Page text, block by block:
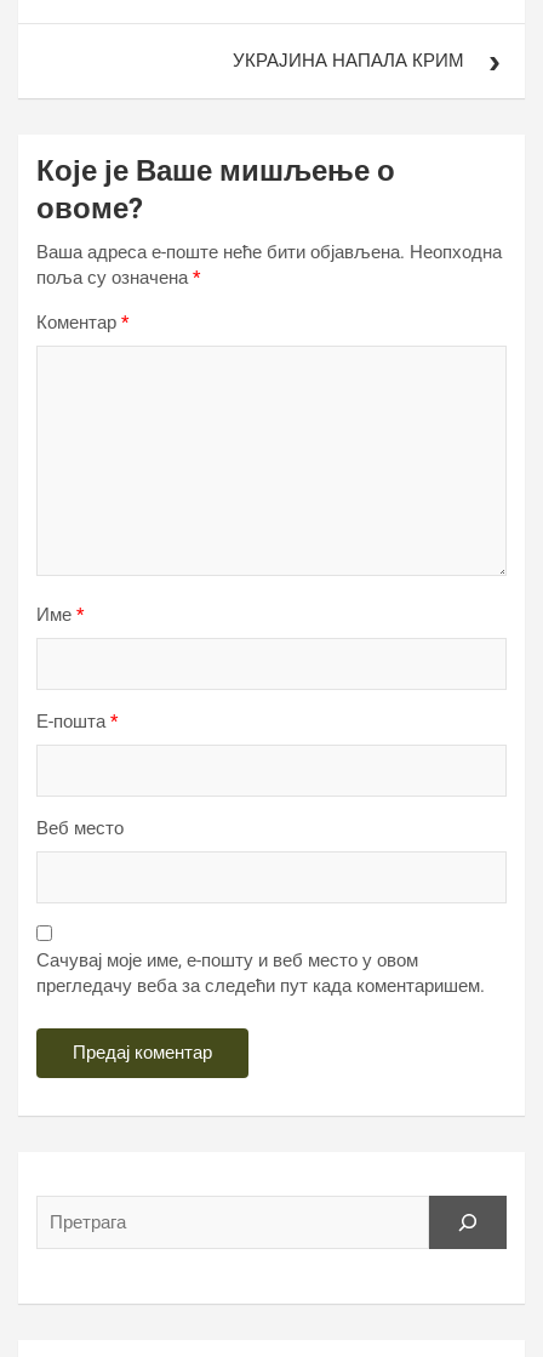
УКРАЈИНА НАПАЛА КРИМ
Које је Ваше мишљење о
овоме?
Ваша адреса е-поште неће бити објављена. Неопходна
поља су означена*
Коментар *
Име *
Е-пошта*
Веб место
Сачувај моје име, е-пошту и веб место у овом
прегледачу веба за следећи пут када коментаришем.